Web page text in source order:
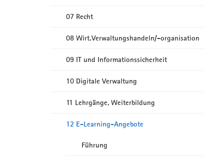
07 Recht
08 Wirt.Verwaltungshandeln/-organisation
09 IT und Informationssicherheit
10 Digitale Verwaltung
11 Lehrgänge, Weiterbildung
12 E-Learning-Angebote
Führung